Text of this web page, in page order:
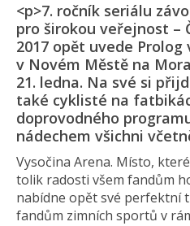
<p>7. ročník seriálu
pro širokou veřejnost –
2017 opět uvede Prolog
v Novém Městě na
21. ledna. Na své si
také cyklisté na
doprovodného
nádechem všichni
Vysočina Arena. Místo,
tolik radosti všem fandům
nabídne opět své perfektní
fandům zimních sportů v